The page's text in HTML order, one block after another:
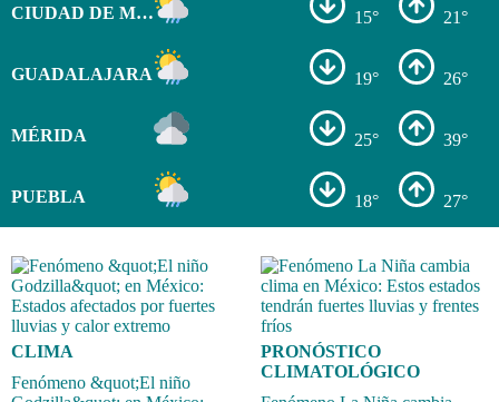
CIUDAD DE MÉXICO 15° 21°
GUADALAJARA 19° 26°
MÉRIDA 25° 39°
PUEBLA 18° 27°
CLIMA
Fenómeno &quot;El niño
PRONÓSTICO
CLIMATOLÓGICO